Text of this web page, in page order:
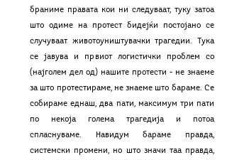
браниме правата кои ни следуваат, туку затоа
што одиме на протест бидејќи постојано се
случуваат животоуништувачки трагедии. Тука
се јавува и првиот логистички проблем со
(најголем дел од) нашите протести - не знаеме
за што протестираме, не знаеме што бараме. Се
собираме еднаш, два пати, максимум три пати
по некоја голема трагедија и потоа
спласнуваме. Навидум бараме правда,
системски промени, но што значи таа правда,